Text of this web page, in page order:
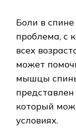
Боли в
проблема, с
всех
может
мышцы
который
условиях.